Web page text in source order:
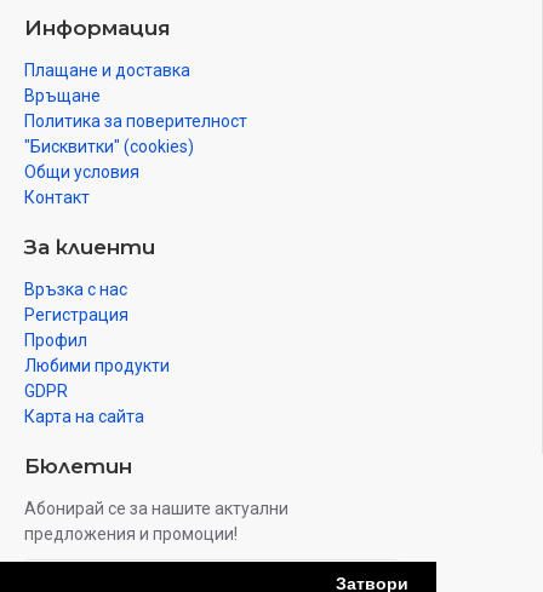
Затвори
Увеличение, x
Диаметър на лещата на обектива
(апертура), mm
Покритие на лещите
Изходен диаметър на зеницата,
mm
Зрително поле, °
Информация
Плащане и доставка
Връщане
Политика за поверителност
"Бисквитки" (cookies)
Общи условия
Контакт
За клиенти
Връзка с нас
Регистрация
Профил
Любими продукти
GDPR
Карта на сайта
Бюлетин
Абонирай се за нашите актуални
предложения и промоции!
Изпрати